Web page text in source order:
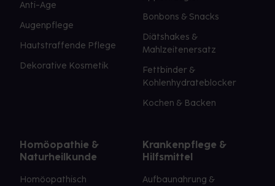
Anti-Age
Augenpflege
Hautstraffende Pflege
Dekorative Kosmetik
Bonbons & Snacks
Diätshakes &
Mahlzeitenersatz
Fettbinder &
Kohlenhydrateblocker
Kochen & Backen
Homöopathie &
Naturheilkunde
Homöopathisch
Krankenpflege &
Hilfsmittel
Aufbaunahrung &